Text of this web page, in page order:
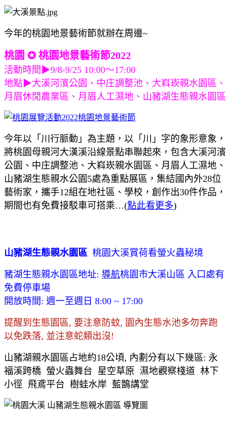
今年的桃園地景藝術節就辦在周邊~
桃園 ✪ 桃園地景藝術節2022
活動時間▶9/8-9/25 10:00～17:00
地點▶大溪河濱公園、中庄調整池、大嵙崁親水園區、
月眉休閒農業區、月眉人工濕地、山豬湖生態親水園區
今年以「川行脈動」為主題，以「川」字的象形意象，
將桃園母親河大漢溪沿線景點串聯起來，包含大溪河濱
公園、中庄調整池、大嵙崁親水園區、月眉人工濕地、
山豬湖生態親水公園5處為重點展區，集結國內外28位
藝術家，攜手12組在地社區、學校，創作出30件作品，
期間也有免費接駁車可搭乘…(點此看更多)
山豬湖生態親水園區 桃園大溪賞荷看螢火蟲秘境
豬湖生態親水園區地址: 導航桃園市大溪山區 入口處有
免費停車場
開放時間: 週一至週日 8:00 ~ 17:00
提醒到生態園區, 要注意防蚊, 園內生態水池多勿奔跑
以免跌落, 並注意蛇類出沒!
山豬湖親水園區占地約18公頃, 內劃分有以下幾區: 永
福溪跨橋 螢火蟲舞台 星空草原 濕地觀察棧道 林下
小徑 飛鳶平台 樹蛙水岸 藍鵲講堂